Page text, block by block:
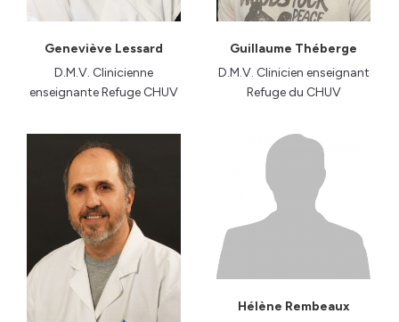
Geneviève Lessard
D.M.V. Clinicienne
enseignante Refuge CHUV
Guillaume Théberge
D.M.V. Clinicien enseignant
Refuge du CHUV
Hélène Rembeaux